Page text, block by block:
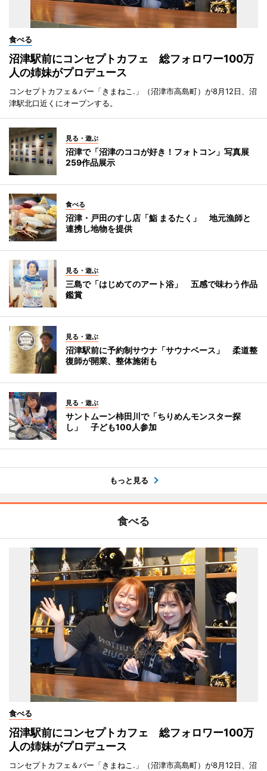
食べる
沼津駅前にコンセプトカフェ 総フォロワー100万
人の姉妹がプロデュース
コンセプトカフェ＆バー「きまねこ.」（沼津市高島町）が8月12日、沼
津駅北口近くにオープンする。
見る・遊ぶ
沼津で「沼津のココが好き！フォトコン」写真展
259作品展示
食べる
沼津・戸田のすし店「鮨 まるたく」 地元漁師と
連携し地物を提供
見る・遊ぶ
三島で「はじめてのアート浴」 五感で味わう作品
鑑賞
見る・遊ぶ
沼津駅前に予約制サウナ「サウナベース」 柔道整
復師が開業、整体施術も
見る・遊ぶ
サントムーン柿田川で「ちりめんモンスター探
し」 子ども100人参加
もっと見る
食べる
食べる
沼津駅前にコンセプトカフェ 総フォロワー100万
人の姉妹がプロデュース
コンセプトカフェ＆バー「きまねこ.」（沼津市高島町）が8月12日、沼